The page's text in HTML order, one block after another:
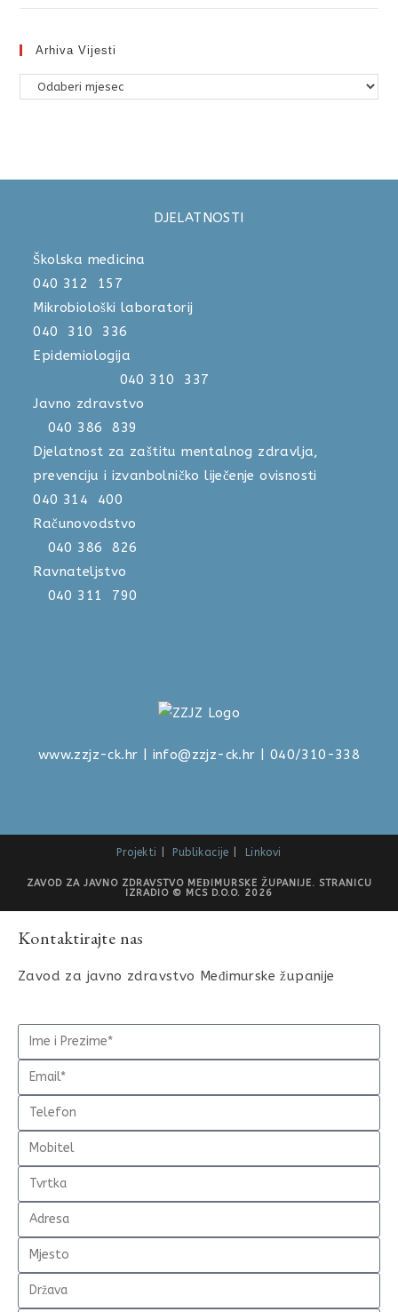
Arhiva Vijesti
DJELATNOSTI
Školska medicina
040 312 157
Mikrobiološki laboratorij
040 310 336
Epidemiologija
040 310 337
Javno zdravstvo
040 386 839
Djelatnost za zaštitu mentalnog zdravlja,
prevenciju i izvanbolničko liječenje ovisnosti
040 314 400
Računovodstvo
040 386 826
Ravnateljstvo
040 311 790
www.zzjz-ck.hr info@zzjz-ck.hr | 040/310-338
Projekti Publikacije Linkovi
ZAVOD ZA JAVNO ZDRAVSTVO MEĐIMURSKE ŽUPANIJE. STRANICU
IZRADIO © MCS D.O.O. 2026
Kontaktirajte nas
Zavod za javno zdravstvo Međimurske županije